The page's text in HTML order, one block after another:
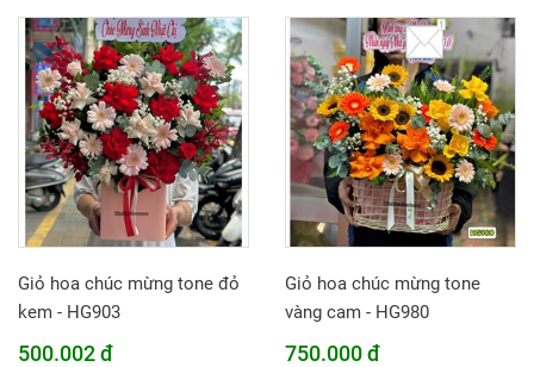
Giỏ hoa chúc mừng tone đỏ
kem - HG903
500.002 đ
Giỏ hoa chúc mừng tone
vàng cam - HG980
750.000 đ